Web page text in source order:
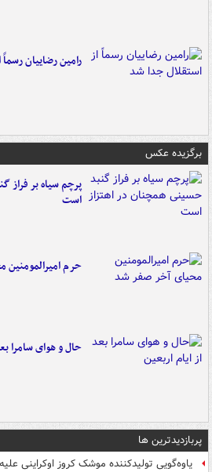
رامین رضاییان
برگزیده عکس
پرچم سیاه بر فراز
است
حرم
حال و هوای سامرا
پربازدیدترین ها
یاوه‌گویی تولیدکننده موشک کروز اوکراینی علیه